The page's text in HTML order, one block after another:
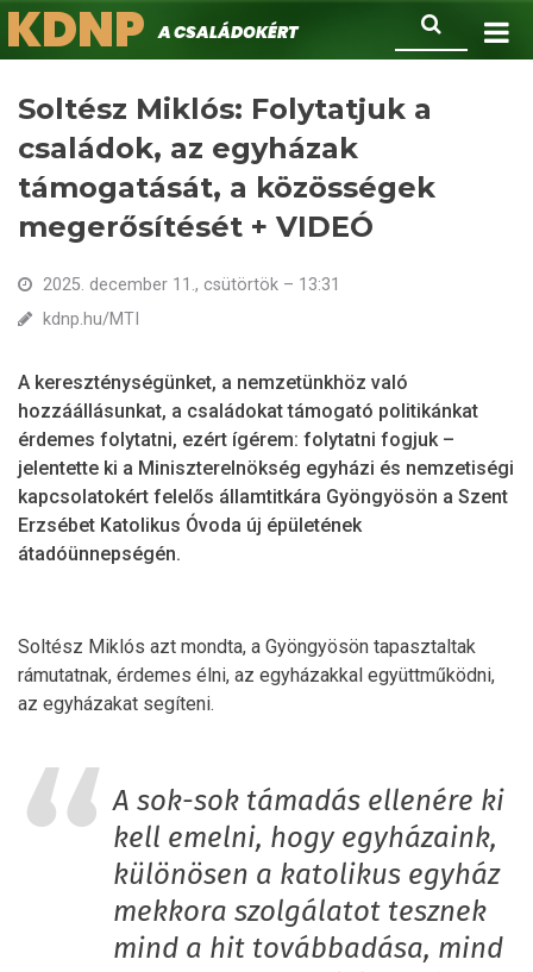
Ugrás
a
Keresés
KDNPA családokért.
Soltész Miklós: Folytatjuk a
családok, az egyházak
támogatását, a közösségek
megerősítését + VIDEÓ
2025. december 11., csütörtök – 13:31
kdnp.hu/MTI
A kereszténységünket, a nemzetünkhöz való
hozzáállásunkat, a családokat támogató politikánkat
érdemes folytatni, ezért ígérem: folytatni fogjuk –
jelentette ki a Miniszterelnökség egyházi és nemzetiségi
kapcsolatokért felelős államtitkára Gyöngyösön a Szent
Erzsébet Katolikus Óvoda új épületének
átadóünnepségén.
Soltész Miklós azt mondta, a Gyöngyösön tapasztaltak
rámutatnak, érdemes élni, az egyházakkal együttműködni,
az egyházakat segíteni.
A sok-sok támadás ellenére ki
kell emelni, hogy egyházaink,
különösen a katolikus egyház
mekkora szolgálatot tesznek
mind a hit továbbadása, mind